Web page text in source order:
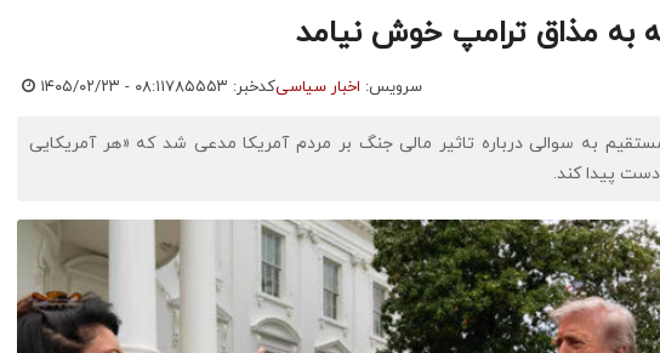
به مذاق ترامپ خوش نیامد
سرویس: اخبار سیاسیکدخبر: ۷۸۵۵۵۳ ۱۴۰۵/۰۲/۲۳ - ۰۸:۱۱
به سوالی درباره تاثیر مالی جنگ بر مردم آمریکا مدعی شد که «هر آمریکایی
پیدا کند.